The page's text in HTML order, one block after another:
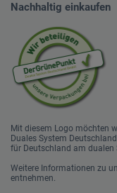
Nachhaltig einkaufen
Mit diesem Logo möchten
Duales System
für Deutschland am dualen
Weitere Informationen zu
entnehmen.